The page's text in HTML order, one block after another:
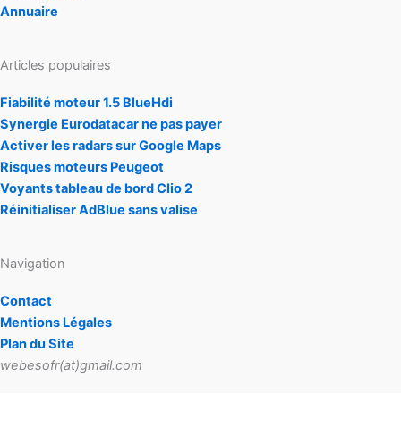
Annuaire
Articles populaires
Fiabilité moteur 1.5 BlueHdi
Synergie Eurodatacar ne pas payer
Activer les radars sur Google Maps
Risques moteurs Peugeot
Voyants tableau de bord Clio 2
Réinitialiser AdBlue sans valise
Navigation
Contact
Mentions Légales
Plan du Site
webesofr(at)gmail.com